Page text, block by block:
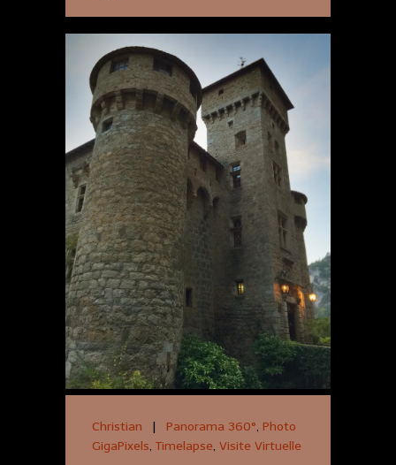
Christian | Panorama 360°, Photo
GigaPixels, Timelapse, Visite Virtuelle